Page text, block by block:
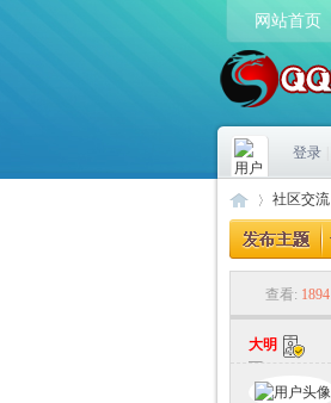
网站首页
登录
社区交流
查看: 1894
大明